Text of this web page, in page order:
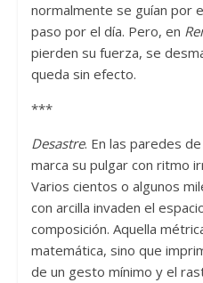
normalmente se guían por
paso por el día. Pero, en
pierden su fuerza, se
queda sin efecto.
***
Desastre. En las paredes
marca su pulgar con ritmo
Varios cientos o algunos
con arcilla invaden el
composición. Aquella
matemática, sino que
de un gesto mínimo y el